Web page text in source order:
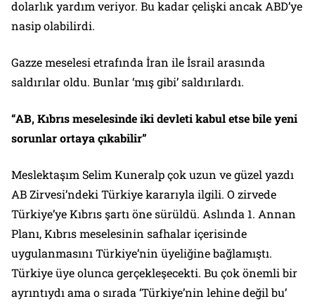
dolarlık yardım veriyor. Bu kadar çelişki ancak ABD’ye
nasip olabilirdi.
Gazze meselesi etrafında İran ile İsrail arasında
saldırılar oldu. Bunlar ‘mış gibi’ saldırılardı.
“AB, Kıbrıs meselesinde iki devleti kabul etse bile yeni
sorunlar ortaya çıkabilir”
Meslektaşım Selim Kuneralp çok uzun ve güzel yazdı
AB Zirvesi’ndeki Türkiye kararıyla ilgili. O zirvede
Türkiye’ye Kıbrıs şartı öne sürüldü. Aslında 1. Annan
Planı, Kıbrıs meselesinin safhalar içerisinde
uygulanmasını Türkiye’nin üyeliğine bağlamıştı.
Türkiye üye olunca gerçekleşecekti. Bu çok önemli bir
ayrıntıydı ama o sırada ‘Türkiye’nin lehine değil bu’